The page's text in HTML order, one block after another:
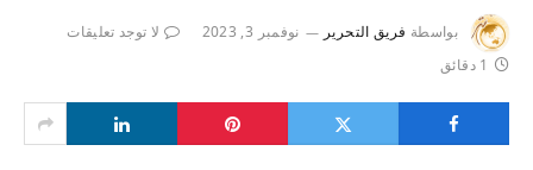
بواسطة فريق التحرير نوفمبر 3, 2023
لا توجد تعليقات
1 دقائق